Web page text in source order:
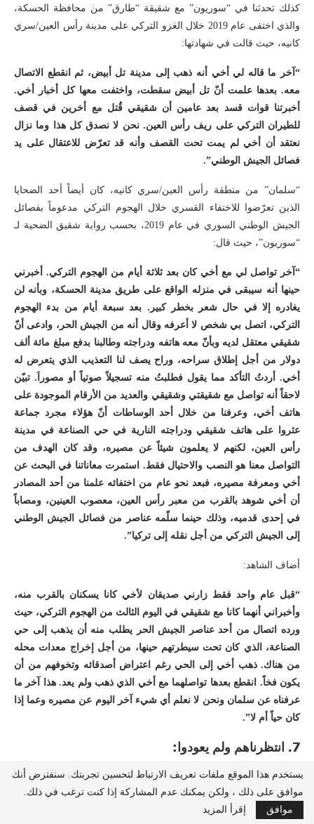
كذلك تحدثنا في “سوريون” مع شقيقة “طارق” من محافظة الحسكة،
والذي اختفى عام 2019 خلال الغزو التركي على مدينة رأس العين/سري
كانيه، حيث قالت في شهادتها:
“آخر ما قاله لي أخي أنه ذهب إلى مدينة تل أبيض، ثم انقطع الاتصال
معه. بعدها علمت أنّ تل أبيض سقطت، واختفت معها كل أخبار أخي.
أخبرتنا قوات قسد بعد عامين أن شقيقي قُتل مع أخرين في قصف
للطيران التركي على ريف رأس العين. نحن لا نصدق كل هذا وما نزال
نعتقد أن أخي لم يمت تحت القصف وأنه قد تعرّض للاعتقال على يد
فصائل الجيش الوطني”.
“سلمان” من منطقة رأس العين/سري كانيه، كان أيضاً أحد الضحايا
الذين تعرّضوا للاختفاء القسري خلال الهجوم التركي مدعوماً بفصائل
الجيش الوطني السوري في عام 2019، بحسب رواية شقيق الضحية لـ
“سوريون”، حيث قال:
“آخر تواصل لي مع أخي كان بعد ثلاثة أيام من الهجوم التركي. أخبرني
حينها أنه سيبقى في منزله الواقع على طريق مدينة الحسكة، وبأنه لن
يغادره إلا في حال شعر بخطر كبير. بعد سبعة أيام من بدء الهجوم
التركي، اتصل بي شخص لا أعرفه وقال أنه من الجيش الحر، وادعى أنّ
شقيقي معتقل لديه وبأنّ معه هاتفه ودراجته وطالبنا بدفع مبلغ مائة ألف
دولار من أجل إطلاق سراحه، وراح يصف لنا التعذيب الذي يتعرض له
أخي. أردتُ التأكد مما يقول فطلبتُ منه تسجيلاً صوتياً أو مصوراَ. تبيّن
لاحقاً أنه تواصل مع شقيقتي وشقيقي والعديد من الأرقام الموجودة على
هاتف أخي، وعرفنا من خلال أحد الوساطات أنّ هؤلاء مجرد جماعة
عثروا على هاتف شقيقي ودراجته النارية في حي الصناعة في مدينة
رأس العين، لكنهم لا يعلمون شيئاً عن مصيره، وقد كان الهدف من
التواصل معنا هو النصب والاحتيال فقط. استمرت معاناتنا في البحث عن
أخي ومعرفة مصيره، فبعد نحو عام من اختفائه علمنا من أحد المصادر
أن أخي شوهد بالقرب من معبر رأس العين، معصوب العينين، ومصاباً
في إحدى قدميه، وذلك حينما سلّمه عناصر من فصائل الجيش الوطني
إلى الجيش التركي من أجل نقله إلى تركيا”.
أضاف الشاهد:
“قبل عام واحد فقط زارني صديقان لأخي كانا يسكنان بالقرب منه،
وأخبراني أنهما كانا مع شقيقي في اليوم الثالث من الهجوم التركي، حيث
ورده اتصال من أحد عناصر الجيش الحر يطلب منه أن يذهب إلى حي
الصناعة، الذي كان تحت سيطرتهم حينها، من أجل إخراج معدات محله
من هناك. ذهب أخي إلى الحي رغم اعتراض أصدقائه وتخوفهم من أن
يكون فخاً. انقطع بعدها تواصلهما مع أخي الذي ذهب ولم يعد. هذا آخر ما
عرفناه عن سلمان ونحن لا نعلم أي شيء آخر اليوم عن مصيره وعما إذا
كان حياً أم لا”.
7. انتظرناهم ولم يعودوا:
لا يقتصر ضحايا الإخفاء القسري على الأشخاص الذين اختفوا قسراً، بل
يشمل أسرهم أيضاَ حيث تعاني عائلات الأشخاص المختفين من عدم
معرفة ما حدث مع أبنائهم وبناتهم، ومكان احتجازهم، أو كيف تتم
يستخدم هذا الموقع ملفات تعريف الارتباط لتحسين تجربتك. سنفترض أنك
موافق على ذلك ، ولكن يمكنك عدم المشاركة إذا كنت ترغب في ذلك.
موافق
إقرأ المزيد